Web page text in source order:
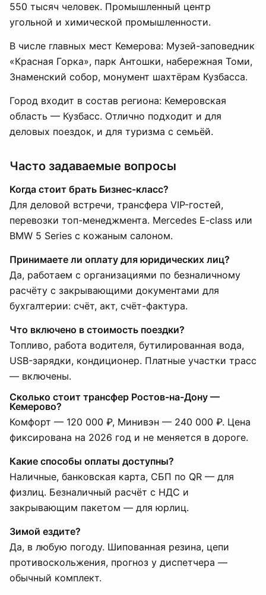
550 тысяч человек. Промышленный центр
угольной и химической промышленности.
В числе главных мест Кемерова: Музей-заповедник
«Красная Горка», парк Антошки, набережная Томи,
Знаменский собор, монумент шахтёрам Кузбасса.
Город входит в состав региона: Кемеровская
область — Кузбасс. Отлично подходит и для
деловых поездок, и для туризма с семьёй.
Часто задаваемые вопросы
Когда стоит брать Бизнес-класс?
Для деловой встречи, трансфера VIP-гостей,
перевозки топ-менеджмента. Mercedes E-class или
BMW 5 Series с кожаным салоном.
Принимаете ли оплату для юридических лиц?
Да, работаем с организациями по безналичному
расчёту с закрывающими документами для
бухгалтерии: счёт, акт, счёт-фактура.
Что включено в стоимость поездки?
Топливо, работа водителя, бутилированная вода,
USB-зарядки, кондиционер. Платные участки трасс
— включены.
Сколько стоит трансфер Ростов-на-Дону —
Кемерово?
Комфорт — 120 000 ₽, Минивэн — 240 000 ₽. Цена
фиксирована на 2026 год и не меняется в дороге.
Какие способы оплаты доступны?
Наличные, банковская карта, СБП по QR — для
физлиц. Безналичный расчёт с НДС и
закрывающим пакетом — для юрлиц.
Зимой ездите?
Да, в любую погоду. Шипованная резина, цепи
противоскольжения, прогноз у диспетчера —
обычный комплект.